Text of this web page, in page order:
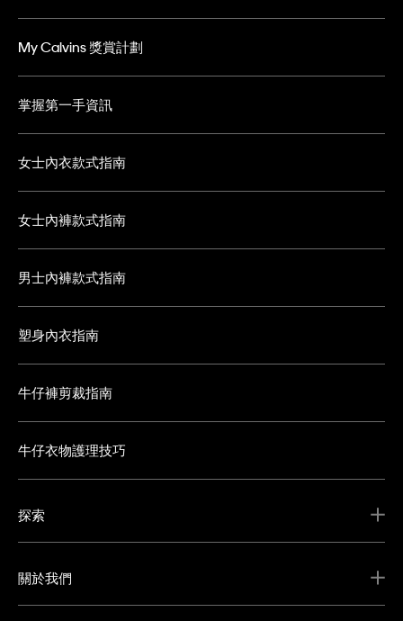
My Calvins 獎賞計劃
掌握第一手資訊
女士內衣款式指南
女士內褲款式指南
男士內褲款式指南
塑身內衣指南
牛仔褲剪裁指南
牛仔衣物護理技巧
探索
關於我們